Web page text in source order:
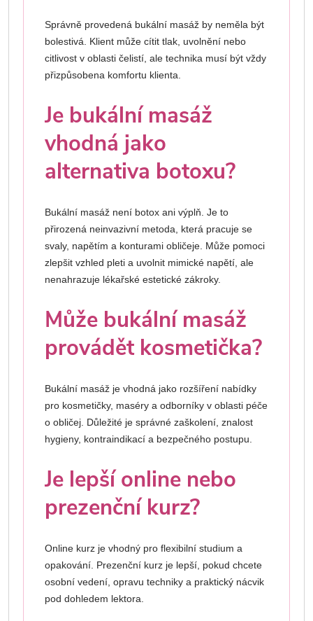
Správně provedená bukální masáž by neměla být
bolestivá. Klient může cítit tlak, uvolnění nebo
citlivost v oblasti čelistí, ale technika musí být vždy
přizpůsobena komfortu klienta.
Je bukální masáž
vhodná jako
alternativa botoxu?
Bukální masáž není botox ani výplň. Je to
přirozená neinvazivní metoda, která pracuje se
svaly, napětím a konturami obličeje. Může pomoci
zlepšit vzhled pleti a uvolnit mimické napětí, ale
nenahrazuje lékařské estetické zákroky.
Může bukální masáž
provádět kosmetička?
Bukální masáž je vhodná jako rozšíření nabídky
pro kosmetičky, maséry a odborníky v oblasti péče
o obličej. Důležité je správné zaškolení, znalost
hygieny, kontraindikací a bezpečného postupu.
Je lepší online nebo
prezenční kurz?
Online kurz je vhodný pro flexibilní studium a
opakování. Prezenční kurz je lepší, pokud chcete
osobní vedení, opravu techniky a praktický nácvik
pod dohledem lektora.